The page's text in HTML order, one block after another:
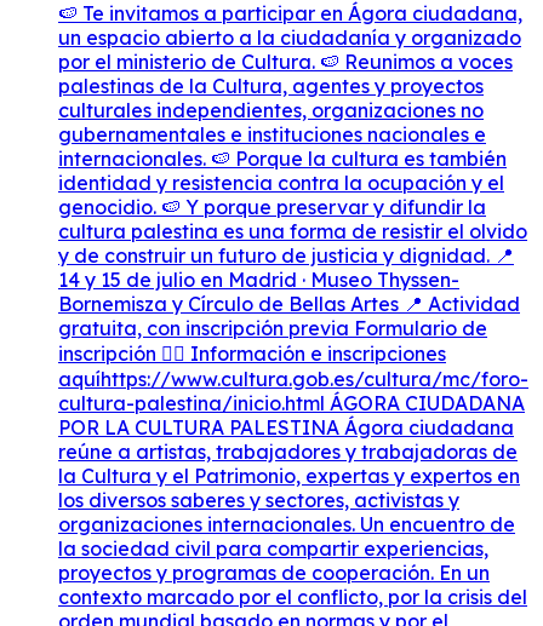
🍉 Te invitamos a participar en Ágora ciudadana,
un espacio abierto a la ciudadanía y organizado
por el ministerio de Cultura. 🍉 Reunimos a voces
palestinas de la Cultura, agentes y proyectos
culturales independientes, organizaciones no
gubernamentales e instituciones nacionales e
internacionales. 🍉 Porque la cultura es también
identidad y resistencia contra la ocupación y el
genocidio. 🍉 Y porque preservar y difundir la
cultura palestina es una forma de resistir el olvido
y de construir un futuro de justicia y dignidad. 📍
14 y 15 de julio en Madrid · Museo Thyssen-
Bornemisza y Círculo de Bellas Artes 📍 Actividad
gratuita, con inscripción previa Formulario de
inscripción 👇🏽 Información e inscripciones
aquíhttps://www.cultura.gob.es/cultura/mc/foro-
cultura-palestina/inicio.html ÁGORA CIUDADANA
POR LA CULTURA PALESTINA Ágora ciudadana
reúne a artistas, trabajadores y trabajadoras de
la Cultura y el Patrimonio, expertas y expertos en
los diversos saberes y sectores, activistas y
organizaciones internacionales. Un encuentro de
la sociedad civil para compartir experiencias,
proyectos y programas de cooperación. En un
contexto marcado por el conflicto, por la crisis del